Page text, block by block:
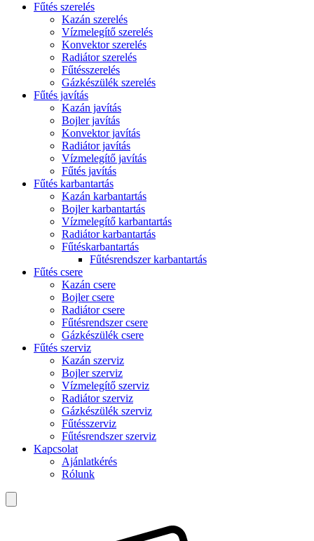
Fűtés szerelés
Kazán szerelés
Vízmelegítő szerelés
Konvektor szerelés
Radiátor szerelés
Fűtésszerelés
Gázkészülék szerelés
Fűtés javítás
Kazán javítás
Bojler javítás
Konvektor javítás
Radiátor javítás
Vízmelegítő javítás
Fűtés javítás
Fűtés karbantartás
Kazán karbantartás
Bojler karbantartás
Vízmelegítő karbantartás
Radiátor karbantartás
Fűtéskarbantartás
Fűtésrendszer karbantartás
Fűtés csere
Kazán csere
Bojler csere
Radiátor csere
Fűtésrendszer csere
Gázkészülék csere
Fűtés szerviz
Kazán szerviz
Bojler szerviz
Vízmelegítő szerviz
Radiátor szerviz
Gázkészülék szerviz
Fűtésszerviz
Fűtésrendszer szerviz
Kapcsolat
Ajánlatkérés
Rólunk